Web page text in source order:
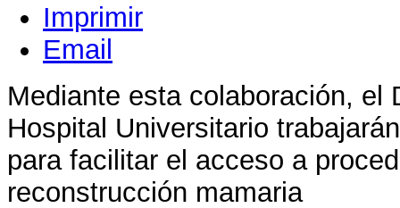
Imprimir
Email
Mediante esta colaboración, el
Hospital Universitario
para facilitar el acceso a
reconstrucción mamaria